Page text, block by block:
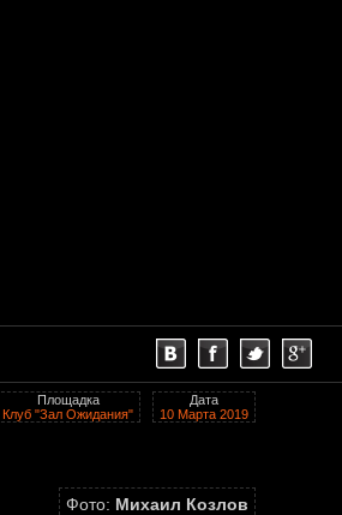
Дата
10 Марта 2019
Площадка
Клуб "Зал Ожидания"
Фото: Михаил Козлов